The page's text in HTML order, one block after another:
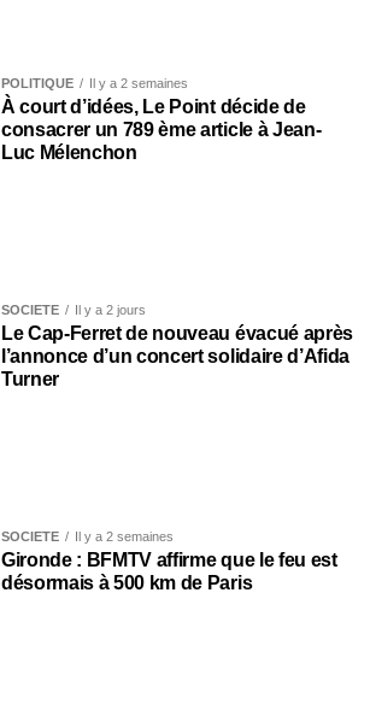
POLITIQUE Il y a 2 semaines
À court d’idées, Le Point décide de
consacrer un 789 ème article à Jean-
Luc Mélenchon
SOCIÉTÉ Il y a 2 jours
Le Cap-Ferret de nouveau évacué après
l’annonce d’un concert solidaire d’Afida
Turner
SOCIÉTÉ Il y a 2 semaines
Gironde : BFMTV affirme que le feu est
désormais à 500 km de Paris